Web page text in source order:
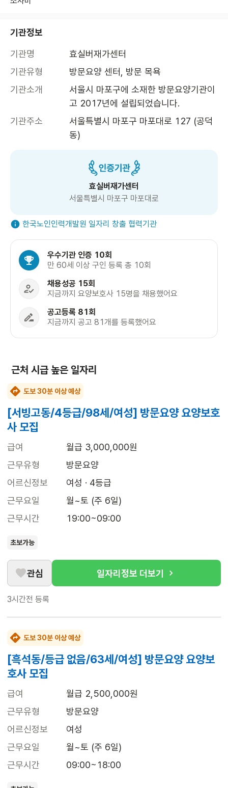
기관정보
기관명
효실버재가센터
기관유형
방문요양 센터, 방문 목욕
기관소개
서울시 마포구에 소재한 방문요양기관이
고 2017년에 설립되었습니다.
기관주소
서울특별시 마포구 마포대로 127 (공덕
동)
효실버재가센터
서울특별시 마포구 마포대로
한국노인인력개발원 일자리 창출 협력기관
우수기관 인증 10회
만 60세 이상 구인 등록 총 10회
채용성공 15회
지금까지 요양보호사 15명을 채용했어요
공고등록 81회
지금까지 공고 81개를 등록했어요
근처 시급 높은 일자리
도보 30분 이상 예상
[서빙고동/4등급/98세/여성] 방문요양 요양보호
사 모집
급여
월급 3,000,000원
근무유형
방문요양
어르신정보
여성 · 4등급
근무요일
월~토 (주 6일)
근무시간
19:00~09:00
초보가능
관심 일자리정보 더보기
3시간전 등록
도보 30분 이상 예상
[흑석동/등급 없음/63세/여성] 방문요양 요양보
호사 모집
급여
월급 2,500,000원
근무유형
방문요양
어르신정보
여성
근무요일
월~토 (주 6일)
근무시간
09:00~18:00